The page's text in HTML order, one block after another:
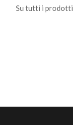
Su tutti i prodotti